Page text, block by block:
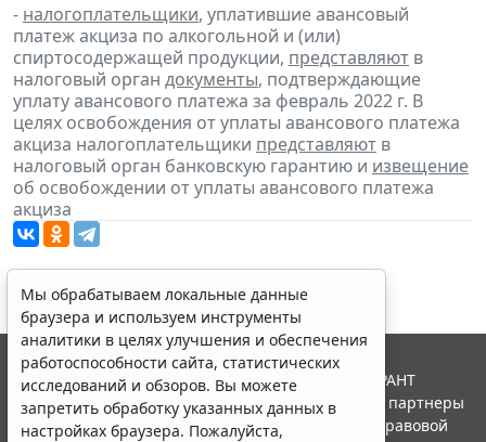
- налогоплательщики, уплатившие авансовый
платеж акциза по алкогольной и (или)
спиртосодержащей продукции, представляют в
налоговый орган документы, подтверждающие
уплату авансового платежа за февраль 2022 г. В
целях освобождения от уплаты авансового платежа
акциза налогоплательщики представляют в
налоговый орган банковскую гарантию и извещение
об освобождении от уплаты авансового платежа
акциза
Мы обрабатываем локальные данные
браузера и используем инструменты
аналитики в целях улучшения и обеспечения
работоспособности сайта, статистических
исследований и обзоров. Вы можете
запретить обработку указанных данных в
настройках браузера. Пожалуйста,
© ООО "НПП "ГАРАНТ-СЕРВИС", 2026. Система ГАРАНТ
выпускается с 1990 года. Компания "Гарант" и ее партнеры
являются участниками Российской ассоциации правовой